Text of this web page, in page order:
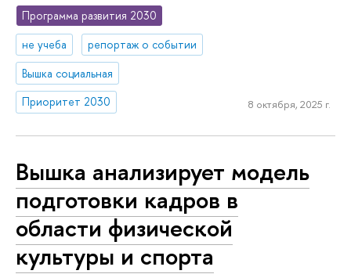
Программа развития 2030
не учеба
репортаж о событии
Вышка социальная
Приоритет 2030
8 октября, 2025 г.
Вышка анализирует модель
подготовки кадров в
области физической
культуры и спорта